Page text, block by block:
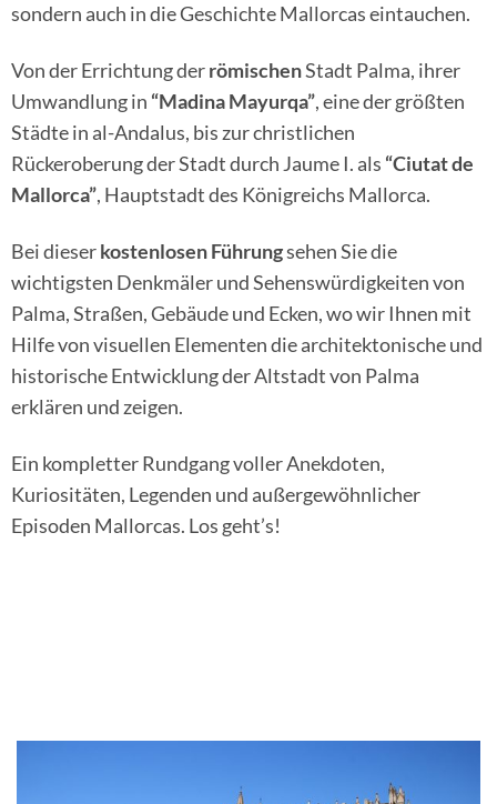
sondern auch in die Geschichte Mallorcas eintauchen.
Von der Errichtung derrömischenStadt Palma, ihrer
Umwandlung in “Madina Mayurqa”, eine der größten
Städte in al-Andalus, bis zur christlichen
Rückeroberung der Stadt durch Jaume I. als “Ciutat de
Mallorca”, Hauptstadt des Königreichs Mallorca.
Bei dieserkostenlosen Führungsehen Sie die
wichtigsten Denkmäler und Sehenswürdigkeiten von
Palma, Straßen, Gebäude und Ecken, wo wir Ihnen mit
Hilfe von visuellen Elementen die architektonische und
historische Entwicklung der Altstadt von Palma
erklären und zeigen.
Ein kompletter Rundgang voller Anekdoten,
Kuriositäten, Legenden und außergewöhnlicher
Episoden Mallorcas. Los geht’s!